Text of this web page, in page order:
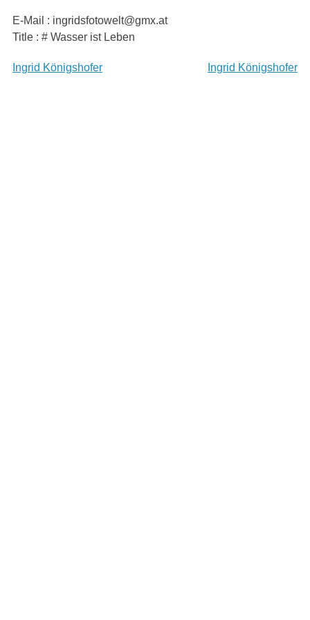
content
E-Mail : ingridsfotowelt@gmx.at
Title : # Wasser ist Leben
Beitragsnavigation
Ingrid Königshofer Ingrid Königshofer